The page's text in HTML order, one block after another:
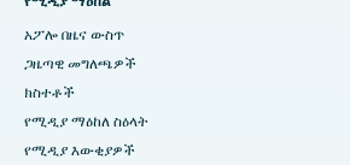
አፖሎ በዜና ውስጥ
ጋዜጣዊ መግለጫዎች
ክስተቶች
የሚዲያ ማዕከለ ስዕላት
የሚዲያ እውቂያዎች